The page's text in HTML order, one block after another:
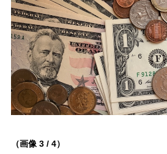
（画像 3 / 4）